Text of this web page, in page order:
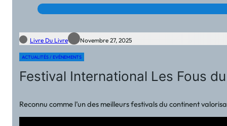
Livre Du Livre Novembre 27, 2025
ACTUALITÉS / EVÉNEMENTS
Festival International Les Fous
Reconnu comme l’un des meilleurs festivals du continent